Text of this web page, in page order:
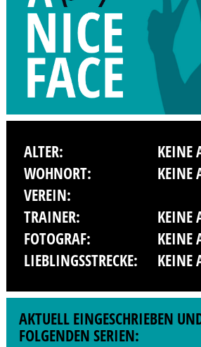
ALTER:
KEINE
WOHNORT:
KEINE
VEREIN:
TRAINER:
KEINE
FOTOGRAF:
KEINE
LIEBLINGSSTRECKE:
KEINE
AKTUELL EINGESCHRIEBEN
FOLGENDEN SERIEN: